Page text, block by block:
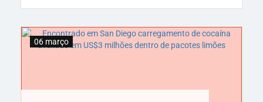
tribunal enviou uma mensagem clara ao Texas: o
06 março